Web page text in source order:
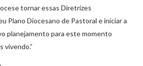
tornar essas Diretrizes
Plano Diocesano de Pastoral e iniciar a
planejamento para este momento
vivendo.”